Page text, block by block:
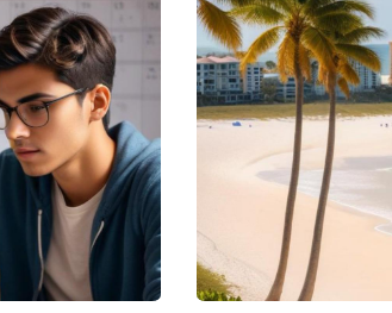
blog o un canal de video donde se ofrezcan
como un experto en la materia. Además,
un video sobre cómo preparar una casa
centrarse en crear una red de contactos
asociaciones profesionales y asistir a